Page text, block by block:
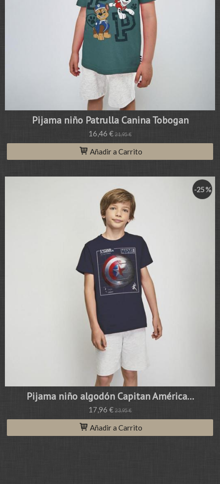
Pijama niño Patrulla Canina Tobogan
16,46 € 21,95 €
Añadir a Carrito
-25 %
Pijama niño algodón Capitan América...
17,96 € 23,95 €
Añadir a Carrito